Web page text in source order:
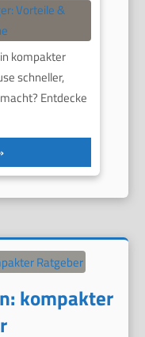
kompakter
schneller,
Entdecke
kompakter